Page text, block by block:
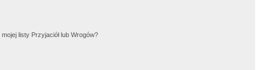
listy Przyjaciół lub Wrogów?